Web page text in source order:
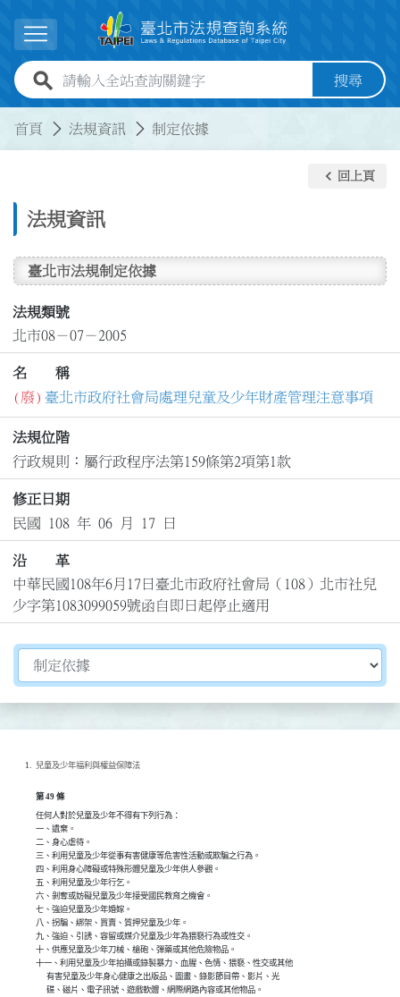
展開選單
全站查詢關鍵字欄位 搜尋
首頁 法規資訊 制定依據
法規資訊
keyboard_arrow_left 回上頁
臺北市法規制定依據
法規類號
北市08－07－2005
名 稱
(廢) 臺北市政府社會局處理兒童及少年財產管理注意事項
法規位階
行政規則：屬行政程序法第159條第2項第1款
修正日期
民國 108 年 06 月 17 日
沿 革
中華民國108年6月17日臺北市政府社會局（108）北市社兒
少字第1083099059號函自即日起停止適用
切換選擇法規資訊內容
兒童及少年福利與權益保障法
第 49 條
任何人對於兒童及少年不得有下列行為：
一、遺棄。
二、身心虐待。
三、利用兒童及少年從事有害健康等危害性活動或欺騙之行為。
四、利用身心障礙或特殊形體兒童及少年供人參觀。
五、利用兒童及少年行乞。
六、剝奪或妨礙兒童及少年接受國民教育之機會。
七、強迫兒童及少年婚嫁。
八、拐騙、綁架、買賣、質押兒童及少年。
九、強迫、引誘、容留或媒介兒童及少年為猥褻行為或性交。
十、供應兒童及少年刀械、槍砲、彈藥或其他危險物品。
十一、利用兒童及少年拍攝或錄製暴力、血腥、色情、猥褻、性交或其他
      有害兒童及少年身心健康之出版品、圖畫、錄影節目帶、影片、光
      碟、磁片、電子訊號、遊戲軟體、網際網路內容或其他物品。